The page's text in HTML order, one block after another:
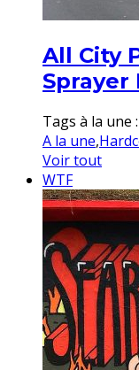
All City
Sprayer
Tags à la une :
A la une,
Voir tout
WTF